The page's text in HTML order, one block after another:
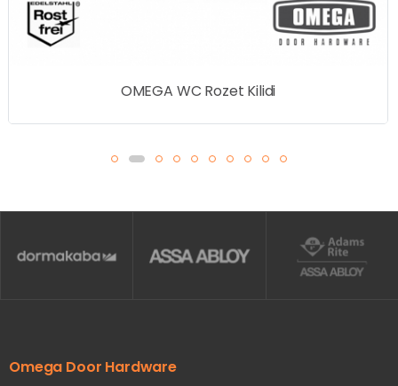
OMEGA WC Rozet Kilidi
Omega Door Hardware